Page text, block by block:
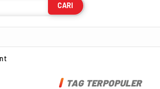
CARI
TAG TERPOPULER